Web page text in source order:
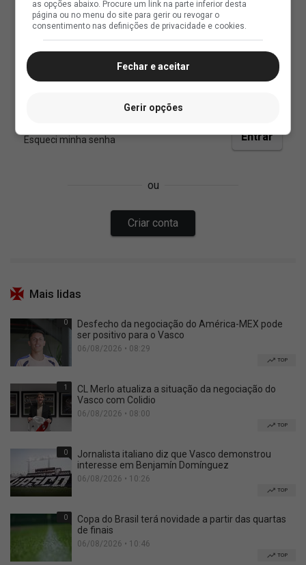
Mais lidas
0
Desfecho da negociação do América-MEX pode
ser positivo para o Vasco
06/08/2026 • 08:29
TOP
1
CL Merlo atualiza a situação da negociação do
Vasco com Colidio
06/08/2026 • 08:00
TOP
0
Jornalista italiano diz que Vasco demonstrou
interesse em Benjamín Domínguez
06/08/2026 • 10:26
TOP
0
Copa do Brasil terá novidade a partir das quartas
de finais
06/08/2026 • 10:46
TOP
as opções abaixo. Procure um link na parte inferior desta
página ou no menu do site para gerir ou revogar o
consentimento nas definições de privacidade e cookies.
Fechar e aceitar
Gerir opções